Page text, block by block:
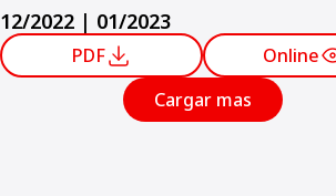
12/2022 | 01/2023
PDF
Online
Cargar mas